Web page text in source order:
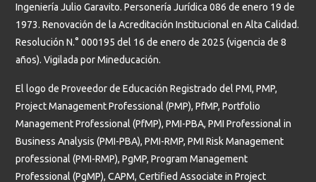
Ingeniería Julio Garavito. Personería Jurídica 086 de enero 19 de
1973. Renovación de la Acreditación Institucional en Alta Calidad.
Resolución N.° 000195 del 16 de enero de 2025 (vigencia de 8
años). Vigilada por Mineducación.
El logo de Proveedor de Educación Registrado del PMI, PMP,
Project Management Professional (PMP), PfMP, Portfolio
Management Professional (PfMP), PMI-PBA, PMI Professional in
Business Analysis (PMI-PBA), PMI-RMP, PMI Risk Management
professional (PMI-RMP), PgMP, Program Management
Professional (PgMP), CAPM, Certified Associate in Project